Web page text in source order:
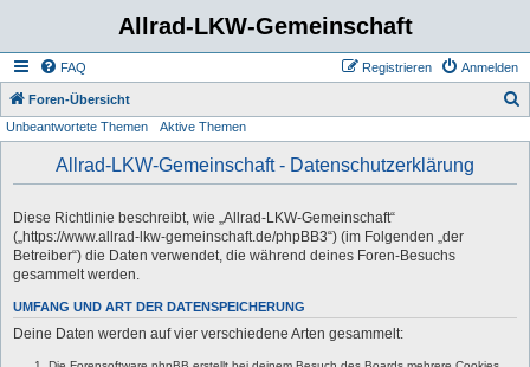
Allrad-LKW-Gemeinschaft
FAQ Anmelden
Registrieren
Foren-Übersicht
Unbeantwortete Themen Aktive Themen
Allrad-LKW-Gemeinschaft - Datenschutzerklärung
Diese Richtlinie beschreibt, wie „Allrad-LKW-Gemeinschaft“
(„https://www.allrad-lkw-gemeinschaft.de/phpBB3“) (im Folgenden „der
Betreiber“) die Daten verwendet, die während deines Foren-Besuchs
gesammelt werden.
UMFANG UND ART DER DATENSPEICHERUNG
Deine Daten werden auf vier verschiedene Arten gesammelt: